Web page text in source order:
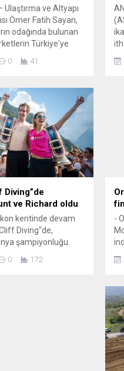
Ulaştırma ve Altyapı
Ömer Fatih Sayan,
odağında bulunan
Türkiye'ye
barındırmaması
etmektedir." dedi.
ve İletişim
18. kuruluş yıl
düzenlenen...
0 41
Diving”de
ve Richard oldu
kentinde devam
Diving"de,
şampiyonluğu
kadınlarda ise 36
0 172
-